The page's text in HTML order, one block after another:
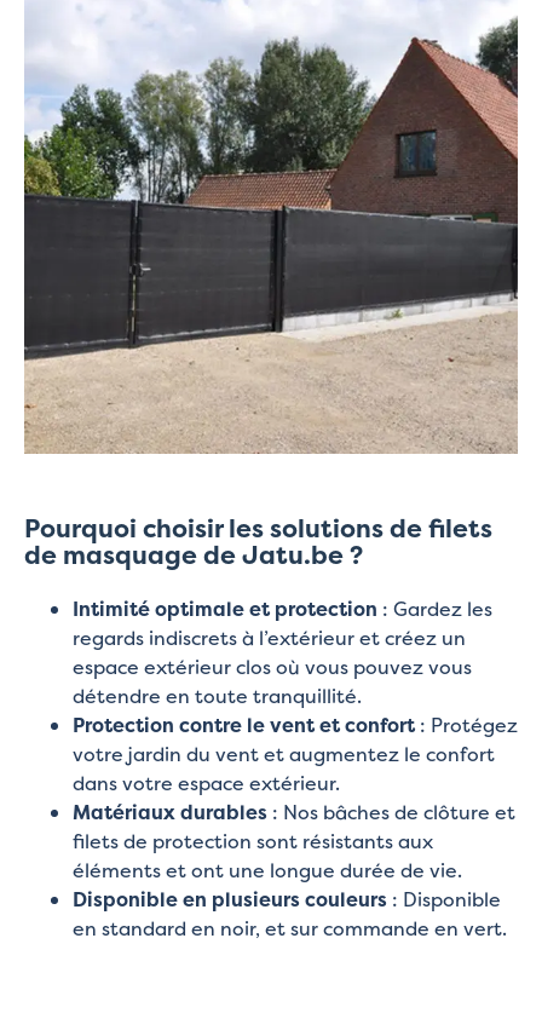
Pourquoi choisir les solutions de filets
de masquage de Jatu.be ?
Intimité optimale et protection : Gardez les
regards indiscrets à l’extérieur et créez un
espace extérieur clos où vous pouvez vous
détendre en toute tranquillité.
Protection contre le vent et confort: Protégez
votre jardin du vent et augmentez le confort
dans votre espace extérieur.
Matériaux durables : Nos bâches de clôture et
filets de protection sont résistants aux
éléments et ont une longue durée de vie.
Disponible en plusieurs couleurs : Disponible
en standard en noir, et sur commande en vert.